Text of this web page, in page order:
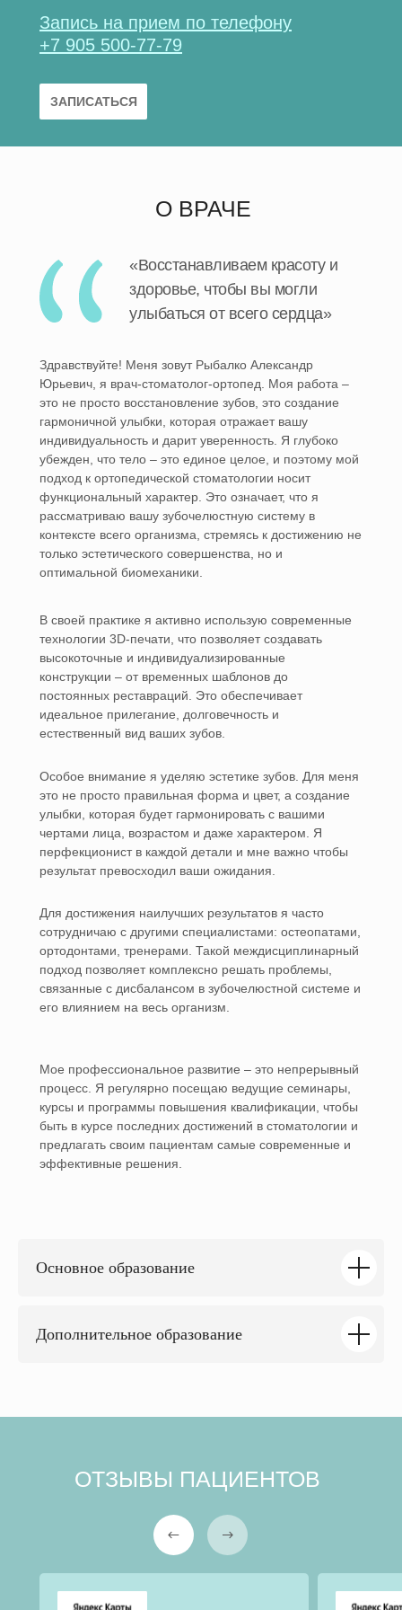
Запись на прием по телефону
+7 905 500-77-79
ЗАПИСАТЬСЯ
О ВРАЧЕ
«Восстанавливаем красоту и
здоровье, чтобы вы могли
улыбаться от всего сердца»
Здравствуйте! Меня зовут Рыбалко Александр
Юрьевич, я врач-стоматолог-ортопед. Моя работа –
это не просто восстановление зубов, это создание
гармоничной улыбки, которая отражает вашу
индивидуальность и дарит уверенность. Я глубоко
убежден, что тело – это единое целое, и поэтому мой
подход к ортопедической стоматологии носит
функциональный характер. Это означает, что я
рассматриваю вашу зубочелюстную систему в
контексте всего организма, стремясь к достижению не
только эстетического совершенства, но и
оптимальной биомеханики.
В своей практике я активно использую современные
технологии 3D-печати, что позволяет создавать
высокоточные и индивидуализированные
конструкции – от временных шаблонов до
постоянных реставраций. Это обеспечивает
идеальное прилегание, долговечность и
естественный вид ваших зубов.
Особое внимание я уделяю эстетике зубов. Для меня
это не просто правильная форма и цвет, а создание
улыбки, которая будет гармонировать с вашими
чертами лица, возрастом и даже характером. Я
перфекционист в каждой детали и мне важно чтобы
результат превосходил ваши ожидания.
Для достижения наилучших результатов я часто
сотрудничаю с другими специалистами: остеопатами,
ортодонтами, тренерами. Такой междисциплинарный
подход позволяет комплексно решать проблемы,
связанные с дисбалансом в зубочелюстной системе и
его влиянием на весь организм.
Мое профессиональное развитие – это непрерывный
процесс. Я регулярно посещаю ведущие семинары,
курсы и программы повышения квалификации, чтобы
быть в курсе последних достижений в стоматологии и
предлагать своим пациентам самые современные и
эффективные решения.
Основное образование
Дополнительное образование
ОТЗЫВЫ ПАЦИЕНТОВ